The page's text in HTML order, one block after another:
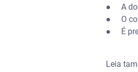
● A
● O
● É
Leia